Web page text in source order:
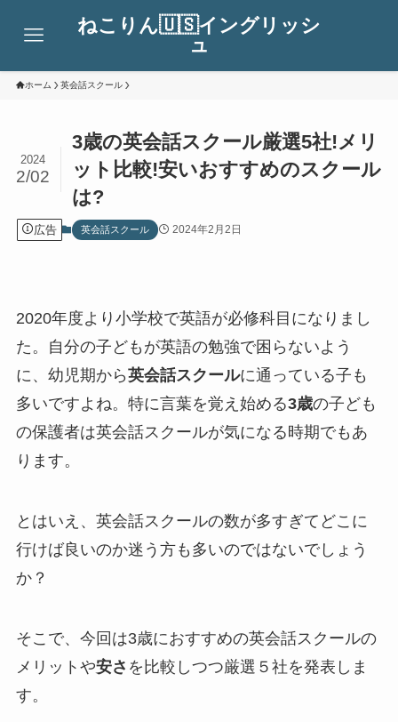
ねこりん🇺🇸イングリッシ
ュ
ホーム 英会話スクール
3歳の英会話スクール厳選5社!メリ
ット比較!安いおすすめのスクール
は?
2024
2/02
広告 英会話スクール 2024年2月2日
2020年度より小学校で英語が必修科目になりまし
た。自分の子どもが英語の勉強で困らないよう
に、幼児期から英会話スクールに通っている子も
多いですよね。 特に言葉を覚え始める3歳の子ども
の保護者は英会話スクールが気になる時期でもあ
ります。
とはいえ、 英会話スクールの数が多すぎてどこに
行けば良いのか迷う方も多いのではないでしょう
か？
そこで、今回は3歳におすすめの英会話スクールの
メリットや安さ を比較しつつ厳選５社を発表しま
す。